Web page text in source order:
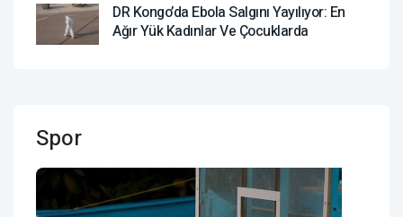
DR Kongo’da Ebola Salgını Yayılıyor: En
Ağır Yük Kadınlar Ve Çocuklarda
Spor